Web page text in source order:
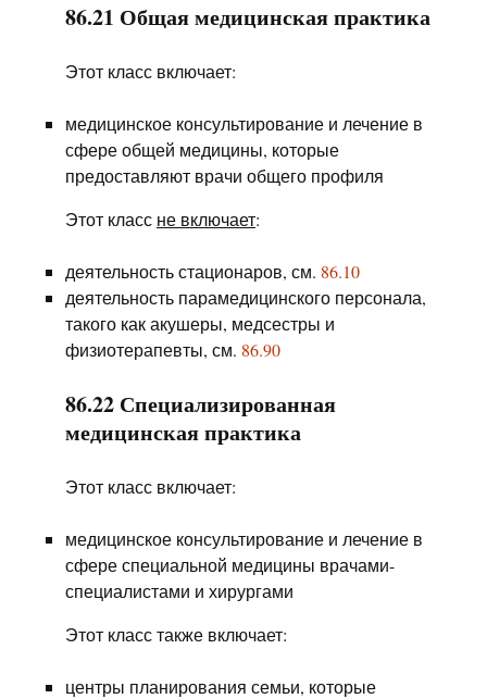
86.21 Общая медицинская практика
Этот класс включает:
медицинское консультирование и лечение в
сфере общей медицины, которые
предоставляют врачи общего профиля
Этот класс не включает:
деятельность стационаров, см. 86.10
деятельность парамедицинского персонала,
такого как акушеры, медсестры и
физиотерапевты, см. 86.90
86.22 Специализированная
медицинская практика
Этот класс включает:
медицинское консультирование и лечение в
сфере специальной медицины врачами-
специалистами и хирургами
Этот класс также включает:
центры планирования семьи, которые